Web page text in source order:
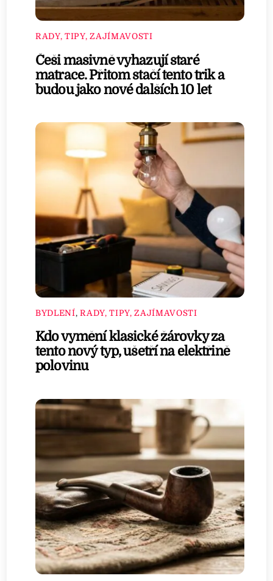
RADY, TIPY, ZAJÍMAVOSTI
Češi masivně vyhazují staré
matrace. Přitom stačí tento trik a
budou jako nové dalších 10 let
BYDLENÍ,RADY, TIPY, ZAJÍMAVOSTI
Kdo vymění klasické žárovky za
tento nový typ, ušetří na elektřině
polovinu